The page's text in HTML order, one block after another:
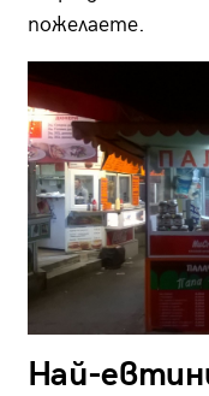
пожелаете.
Най-